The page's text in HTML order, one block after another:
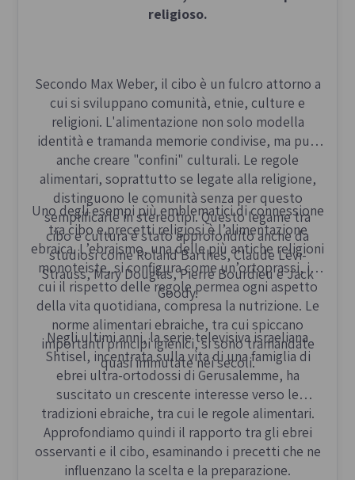
religioso.
Secondo Max Weber, il cibo è un fulcro attorno a
cui si sviluppano comunità, etnie, culture e
religioni. L'alimentazione non solo modella
identità e tramanda memorie condivise, ma può
anche creare "confini" culturali. Le regole
alimentari, soprattutto se legate alla religione,
distinguono le comunità senza per questo
semplificarle in stereotipi. Questo legame tra
cibo e cultura è stato approfondito anche da
studiosi come Roland Barthes, Claude Lévi-
Strauss, Mary Douglas, Pierre Bourdieu e Jack
Goody.
Uno degli esempi più emblematici di connessione
tra cibo e precetti religiosi è l’alimentazione
ebraica. L’ebraismo, una delle più antiche religioni
monoteiste, si configura come un’ortoprassi, in
cui il rispetto delle regole permea ogni aspetto
della vita quotidiana, compresa la nutrizione. Le
norme alimentari ebraiche, tra cui spiccano
importanti principi igienici, si sono tramandate
quasi immutate nei secoli.
Negli ultimi anni, la serie televisiva israeliana
Shtisel, incentrata sulla vita di una famiglia di
ebrei ultra-ortodossi di Gerusalemme, ha
suscitato un crescente interesse verso le
tradizioni ebraiche, tra cui le regole alimentari.
Approfondiamo quindi il rapporto tra gli ebrei
osservanti e il cibo, esaminando i precetti che ne
influenzano la scelta e la preparazione.